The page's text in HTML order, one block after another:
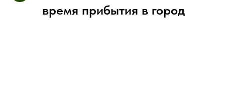
время прибытия в город